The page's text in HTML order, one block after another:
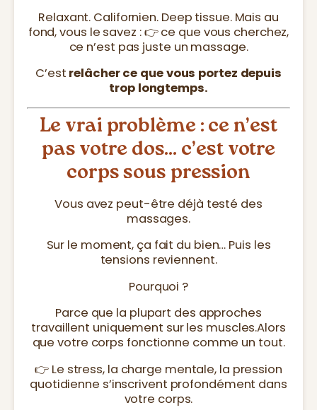
Relaxant. Californien. Deep tissue. Mais au
fond, vous le savez : 👉 ce que vous cherchez,
ce n’est pas juste un massage.
C’est relâcher ce que vous portez depuis
trop longtemps.
Le vrai problème : ce n’est
pas votre dos… c’est votre
corps sous pression
Vous avez peut-être déjà testé des
massages.
Sur le moment, ça fait du bien… Puis les
tensions reviennent.
Pourquoi ?
Parce que la plupart des approches
travaillent uniquement sur les muscles.Alors
que votre corps fonctionne comme un tout.
👉 Le stress, la charge mentale, la pression
quotidienne s’inscrivent profondément dans
votre corps.